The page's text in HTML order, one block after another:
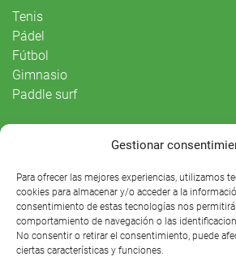
Gestionar
Para ofrecer las mejores experiencias, utilizamos
cookies para almacenar y/o acceder a la
consentimiento de estas tecnologías nos
comportamiento de navegación o las
No consentir o retirar el consentimiento, puede
ciertas características y funciones.
Tenis
Pádel
Fútbol
Gimnasio
Paddle surf
Agenda